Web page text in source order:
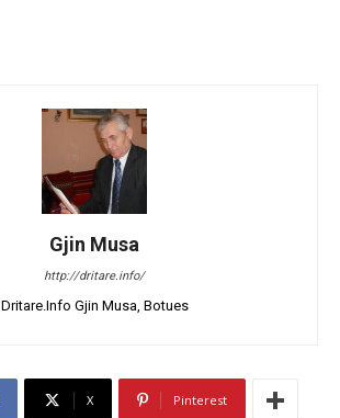
Gjin Musa
http://dritare.info/
Dritare.Info Gjin Musa, Botues
X Pinterest